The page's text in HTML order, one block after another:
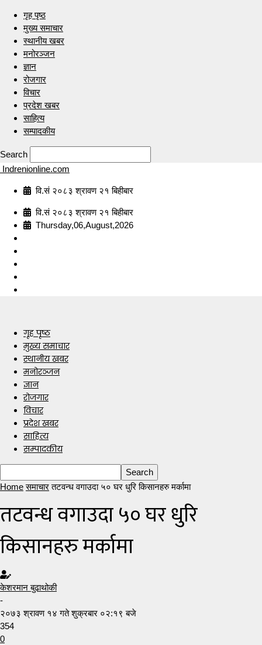
गृह पृष्ठ
मुख्य समाचार
स्थानीय खबर
मनोरञ्जन
ज्ञान
रोजगार
विचार
प्रदेश खबर
साहित्य
सम्पादकीय
Search
Indrenionline.com
वि.सं २०८३ श्रावण २१ बिहीबार
वि.सं २०८३ श्रावण २१ बिहीबार
Thursday,06,August,2026
गृह पृष्ठ
मुख्य समाचार
स्थानीय खबर
मनोरञ्जन
ज्ञान
रोजगार
विचार
प्रदेश खबर
साहित्य
सम्पादकीय
Home समाचार तटवन्ध वगाउदा ५० घर धुरि किसानहरु मर्कामा
तटवन्ध वगाउदा ५० घर धुरि
किसानहरु मर्कामा
केशरमान बुढाथोकी
-
२०७३ श्रावण १४ गते शुक्रबार ०२:१९ बजे
354
0